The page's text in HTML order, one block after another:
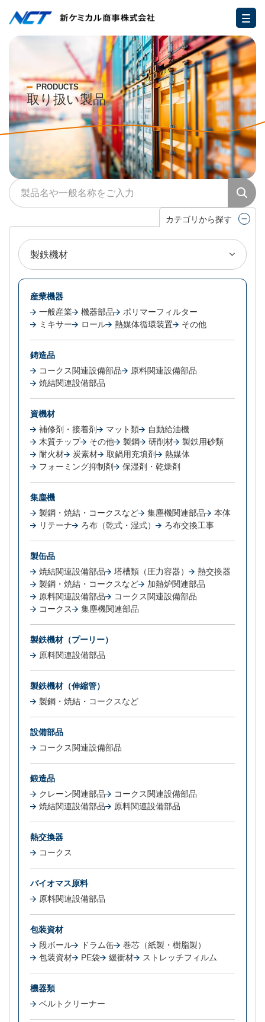
PRODUCTS
取り扱い製品
カテゴリから探す
産業機器
一般産業
機器部品
ポリマーフィルター
ミキサー
ロール 熱媒体循環装置 その他
鋳造品
コークス関連設備部品
原料関連設備部品
焼結関連設備部品
資機材
補修剤・接着剤
マット類
自動給油機
木質チップ
その他 製鋼 研削材
製鉄用砂類
耐火材
炭素材 取鍋用充填剤
熱媒体
フォーミング抑制剤
保湿剤・乾燥剤
集塵機
製鋼・焼結・コークスなど
集塵機関連部品
本体
リテーナ
ろ布（乾式・湿式） ろ布交換工事
製缶品
焼結関連設備部品
塔槽類（圧力容器）
熱交換器
製鋼・焼結・コークスなど
加熱炉関連部品
原料関連設備部品
コークス関連設備部品
コークス
集塵機関連部品
製鉄機材（プーリー）
原料関連設備部品
製鉄機材（伸縮管）
製鋼・焼結・コークスなど
設備部品
コークス関連設備部品
鍛造品
クレーン関連部品
コークス関連設備部品
焼結関連設備部品
原料関連設備部品
熱交換器
コークス
バイオマス原料
原料関連設備部品
包装資材
段ボール
ドラム缶
巻芯（紙製・樹脂製）
包装資材
PE袋 緩衝材 ストレッチフィルム
機器類
ベルトクリーナー